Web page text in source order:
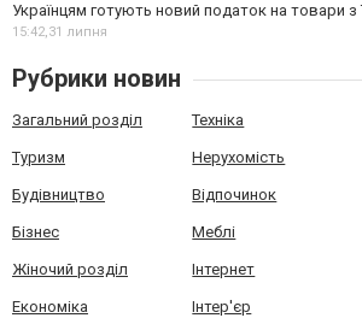
Українцям готують новий податок на товари з
15:42,31 липня
Рубрики новин
Загальний розділ Техніка
Туризм Нерухомість
Будівництво Відпочинок
Бізнес Меблі
Жіночий розділ Інтернет
Економіка Інтер'єр